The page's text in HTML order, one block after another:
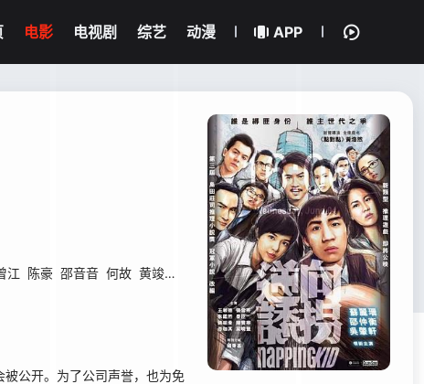
电影 电视剧 综艺 动漫 APP
江 陈豪 邵音音 何故 黄竣锋 梁雍婷 吴良荣 袁文杰 周群达 覃恩美
公开。为了公司声誉，也为免